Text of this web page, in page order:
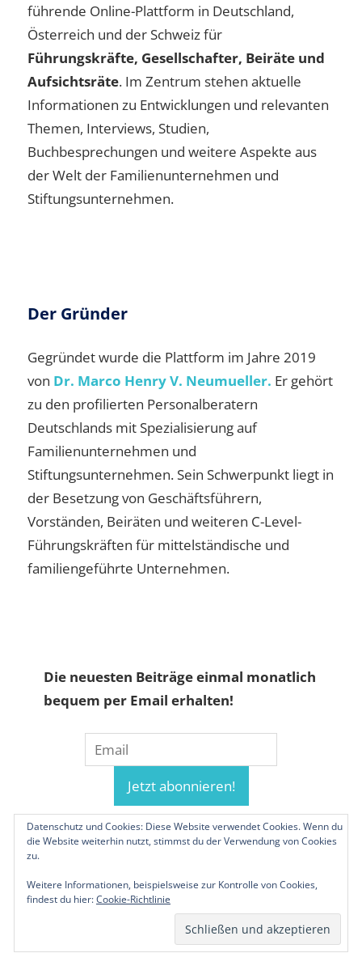
führende Online-Plattform in Deutschland,
Österreich und der Schweiz für
Führungskräfte, Gesellschafter, Beiräte und
Aufsichtsräte. Im Zentrum stehen aktuelle
Informationen zu Entwicklungen und relevanten
Themen, Interviews, Studien,
Buchbesprechungen und weitere Aspekte aus
der Welt der Familienunternehmen und
Stiftungsunternehmen.
Der Gründer
Gegründet wurde die Plattform im Jahre 2019
von Dr. Marco Henry V. Neumueller. Er gehört
zu den profilierten Personalberatern
Deutschlands mit Spezialisierung auf
Familienunternehmen und
Stiftungsunternehmen. Sein Schwerpunkt liegt in
der Besetzung von Geschäftsführern,
Vorständen, Beiräten und weiteren C-Level-
Führungskräften für mittelständische und
familiengeführte Unternehmen.
Die neuesten Beiträge einmal monatlich
bequem per Email erhalten!
© 2019-2026 Familienunternehmen.eu. Alle
Rechte vorbehalten.
Datenschutz und Cookies: Diese Website verwendet Cookies. Wenn du
die Website weiterhin nutzt, stimmst du der Verwendung von Cookies
zu.
Weitere Informationen, beispielsweise zur Kontrolle von Cookies,
findest du hier:Cookie-Richtlinie